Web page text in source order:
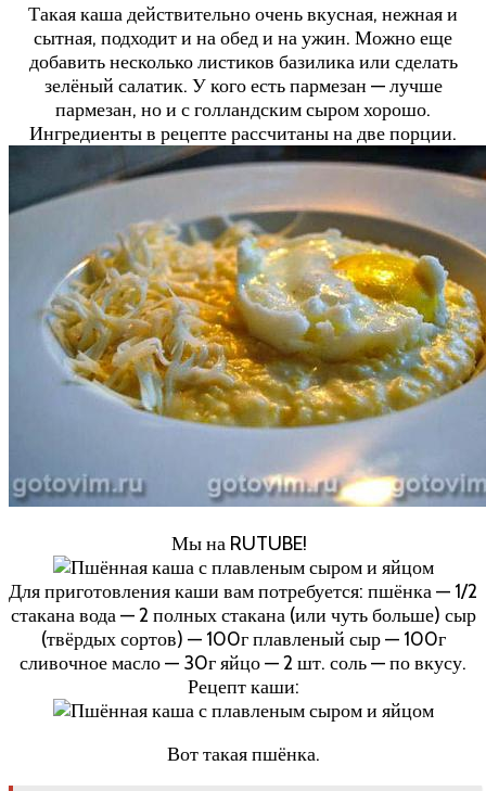
Такая каша действительно очень вкусная, нежная и
сытная, подходит и на обед и на ужин. Можно еще
добавить несколько листиков базилика или сделать
зелёный салатик. У кого есть пармезан — лучше
пармезан, но и с голландским сыром хорошо.
Ингредиенты в рецепте рассчитаны на две порции.
Мы на RUTUBE!
Для приготовления каши вам потребуется: пшёнка — 1/2
стакана вода — 2 полных стакана (или чуть больше) сыр
(твёрдых сортов) — 100г плавленый сыр — 100г
сливочное масло — 30г яйцо — 2 шт. соль — по вкусу.
Рецепт каши:
Вот такая пшёнка.